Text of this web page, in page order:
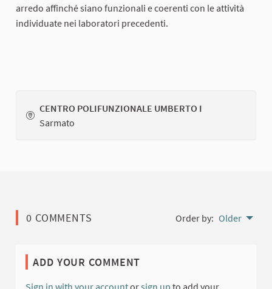
arredo affinché siano funzionali e coerenti con le attività
individuate nei laboratori precedenti.
CENTRO POLIFUNZIONALE UMBERTO I
Sarmato
0 COMMENTS Order by: Older
ADD YOUR COMMENT